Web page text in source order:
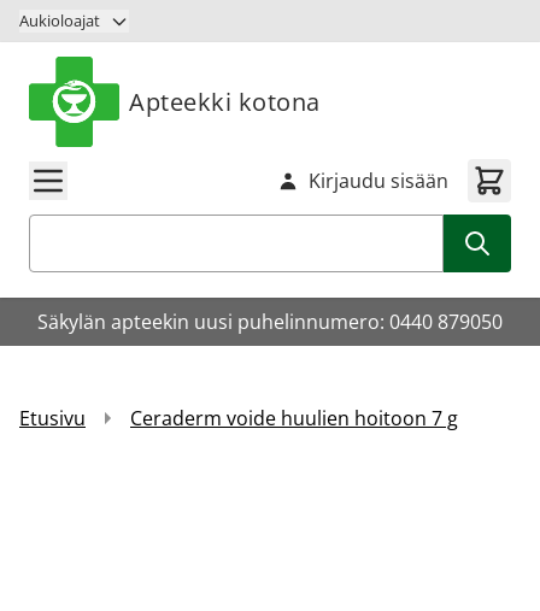
Siirry sisältöön
Aukioloajat
Apteekki kotona
Kirjaudu sisään
Säkylän apteekin uusi puhelinnumero: 0440 879050
Etusivu Ceraderm voide huulien hoitoon 7 g